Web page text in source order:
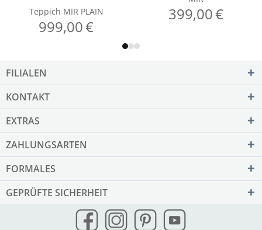
FILIALEN
KONTAKT
EXTRAS
ZAHLUNGSARTEN
FORMALES
GEPRÜFTE SICHERHEIT